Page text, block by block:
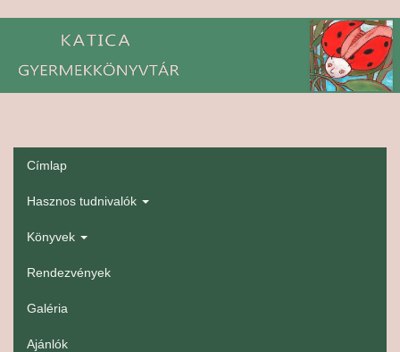
tartalomra
gyerekmenü
Címlap
Hasznos tudnivalók
Könyvek
Rendezvények
Galéria
Ajánlók